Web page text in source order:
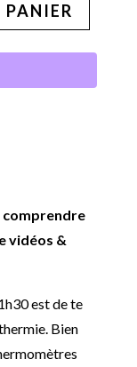
vidéos &
est de te
Bien